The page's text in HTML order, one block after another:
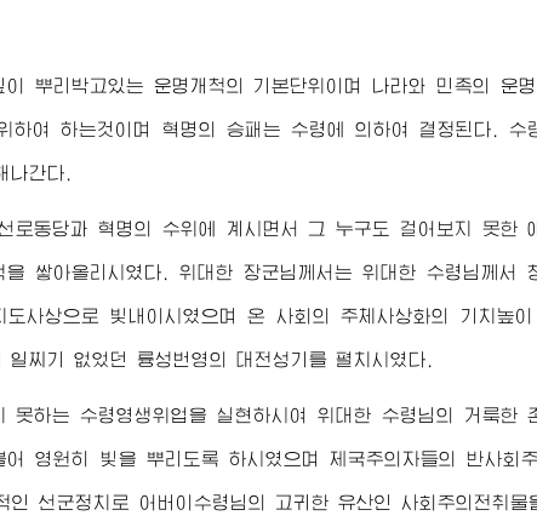
뿌리박고있는 운명개척의 기본단위이며 나라와 민족의 운
여 하는것이며 혁명의 승패는 수령에 의하여 결정된다. 수
간다.
로동당과 혁명의 수위에 계시면서 그 누구도 걸어보지 못한
쌓아올리시였다. 위대한 장군님 께서는 위대한 수령님 께서
도사상으로 빛내이시였으며 온 사회의 주체사상화의 기치높
찌기 없었던 륭성번영의 대전성기를 펼치시였다.
못하는 수령영생위업을 실현하시여 위대한 수령님 의 거룩한
영원히 빛을 뿌리도록 하시였으며 제국주의자들의 반사회
인 선군정치로 어버이수령님 의 고귀한 유산인 사회주의전취물